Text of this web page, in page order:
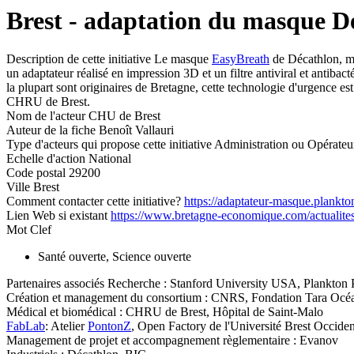
Brest - adaptation du masque
Description de cette initiative Le masque EasyBreath de Décathlon,
un adaptateur réalisé en impression 3D et un filtre antiviral et
la plupart sont originaires de Bretagne, cette technologie d'urgence
CHRU de Brest.
Nom de l'acteur CHU de Brest
Auteur de la fiche Benoît Vallauri
Type d'acteurs qui propose cette initiativeAdministration ou
Echelle d'action National
Code postal 29200
Ville Brest
Comment contacter cette initiative? https://adaptateur-
Lien Web si existant https://www.bretagne-economique.com/
Mot Clef
Santé ouverte, Science ouverte
Partenaires associés Recherche : Stanford University USA, Plankton
Création et management du consortium : CNRS, Fondation Tara
Médical et biomédical : CHRU de Brest, Hôpital de Saint-Malo
FabLab: AtelierPontonZ, Open Factory de l'Université Brest
Management de projet et accompagnement règlementaire : Evanov